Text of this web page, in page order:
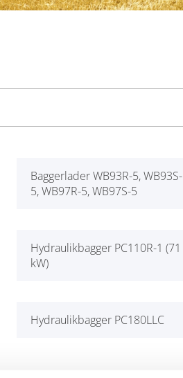
Baggerlader WB93R-5, WB93S-
5, WB97R-5, WB97S-5
Hydraulikbagger PC110R-1 (71
kW)
Hydraulikbagger PC180LLC